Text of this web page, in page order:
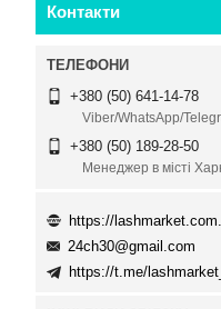
Контакти
+380 (50) 641-14-78
Viber/WhatsApp/
+380 (50) 189-28-50
Менеджер в місті
https://
24ch30@gmail.com
https://t.me/